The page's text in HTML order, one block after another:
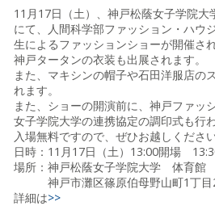
11月17日（土）、神戸松蔭女子学院大
にて、人間科学部ファッション・ハウ
生によるファッションショーが開催され
神戸タータンの衣装も出展されます。
また、マキシンの帽子や石田洋服店の
れます。
また、ショーの開演前に、神戸ファッ
女子学院大学の連携協定の調印式も行わ
入場無料ですので、ぜひお越しくださ
日時：11月17日（土）13:00開場
場所：神戸松蔭女子学院大学 体育館
神戸市灘区篠原伯母野山町1丁目
詳細は>>